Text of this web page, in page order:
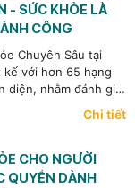
- SỨC KHỎE LÀ
CÔNG
Chuyên Sâu tại
với hơn 65 hạng
diện, nhằm đánh giá
lý, doanh nhân,
Chi tiết
CHO NGƯỜI
QUYỀN DÀNH